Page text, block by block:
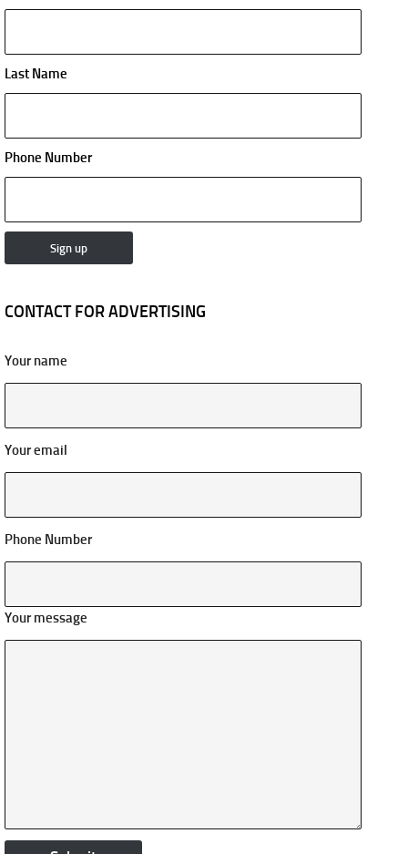
Last Name
Phone Number
CONTACT FOR ADVERTISING
Your name
Your email
Phone Number
Your message